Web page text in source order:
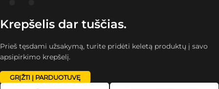
Krepšelis dar tuščias.
Prieš tęsdami užsakymą, turite pridėti keletą produktų į savo
apsipirkimo krepšelį.
GRĮŽTI Į PARDUOTUVĘ